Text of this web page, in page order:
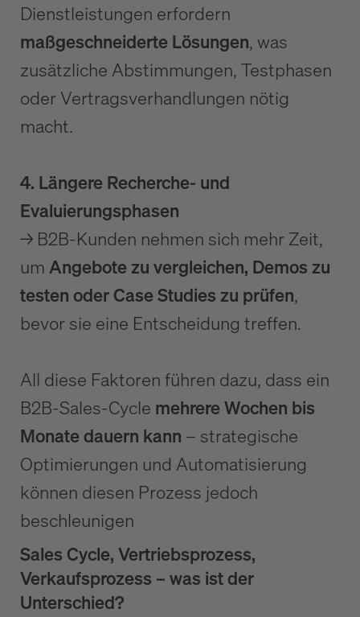
Dienstleistungen erfordern
maßgeschneiderte Lösungen, was
zusätzliche Abstimmungen, Testphasen
oder Vertragsverhandlungen nötig
macht.
4. Längere Recherche- und
Evaluierungsphasen
→ B2B-Kunden nehmen sich mehr Zeit,
um Angebote zu vergleichen, Demos zu
testen oder Case Studies zu prüfen,
bevor sie eine Entscheidung treffen.
All diese Faktoren führen dazu, dass ein
B2B-Sales-Cycle mehrere Wochen bis
Monate dauern kann – strategische
Optimierungen und Automatisierung
können diesen Prozess jedoch
beschleunigen
Sales Cycle, Vertriebsprozess,
Verkaufsprozess – was ist der
Unterschied?